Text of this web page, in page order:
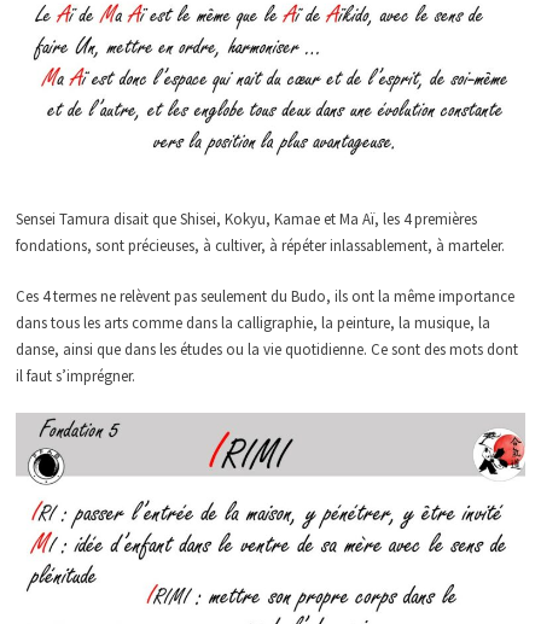
Sensei Tamura disait que Shisei, Kokyu, Kamae et Ma Aï, les 4 premières
fondations, sont précieuses, à cultiver, à répéter inlassablement, à marteler.
Ces 4 termes ne relèvent pas seulement du Budo, ils ont la même importance
dans tous les arts comme dans la calligraphie, la peinture, la musique, la
danse, ainsi que dans les études ou la vie quotidienne. Ce sont des mots dont
il faut s’imprégner.